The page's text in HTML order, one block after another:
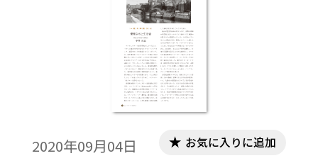
2020年09月04日 お気に入りに追加